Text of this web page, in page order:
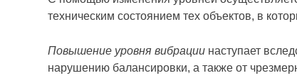
техническим состоянием тех объектов, в
Повышение уровня вибрации наступает
нарушению балансировки, а также от